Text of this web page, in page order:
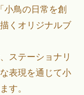
小鳥の日常を創
くオリジナルブ
ステーショナリ
表現を通じて小
す。